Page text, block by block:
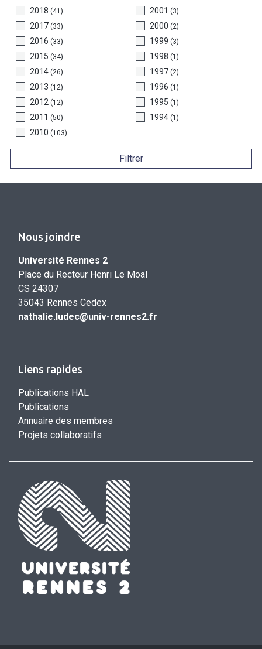
2018 (41)
2017 (33)
2016 (33)
2015 (34)
2014 (26)
2013 (12)
2012 (12)
2011 (50)
2010 (103)
2001 (3)
2000 (2)
1999 (3)
1998 (1)
1997 (2)
1996 (1)
1995 (1)
1994 (1)
Filtrer
Nous joindre
Université Rennes 2
Place du Recteur Henri Le Moal
CS 24307
35043 Rennes Cedex
nathalie.ludec@univ-rennes2.fr
Liens rapides
Publications HAL
Publications
Annuaire des membres
Projets collaboratifs